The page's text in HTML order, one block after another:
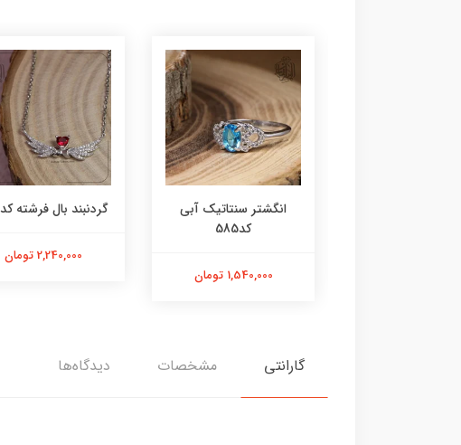
انگشتر سنتاتیک آبی
کد585
1,540,000 تومان
گردنبند بال فرشته کد598
2,240,000 تومان
گارانتی مشخصات دیدگاه‌ها